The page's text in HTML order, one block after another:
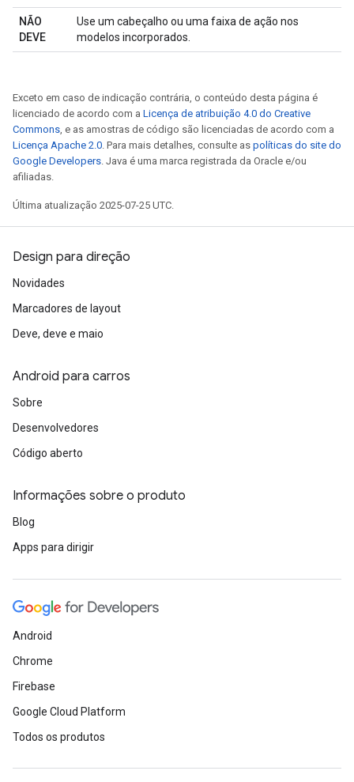
NÃO
DEVE
Use um cabeçalho ou uma faixa de ação nos
modelos incorporados.
Exceto em caso de indicação contrária, o conteúdo desta página é
licenciado de acordo com a Licença de atribuição 4.0 do Creative
Commons , e as amostras de código são licenciadas de acordo com a
Licença Apache 2.0 . Para mais detalhes, consulte as políticas do site do
Google Developers . Java é uma marca registrada da Oracle e/ou
afiliadas.
Última atualização 2025-07-25 UTC.
Design para direção
Novidades
Marcadores de layout
Deve, deve e maio
Android para carros
Sobre
Desenvolvedores
Código aberto
Informações sobre o produto
Blog
Apps para dirigir
Android
Chrome
Firebase
Google Cloud Platform
Todos os produtos